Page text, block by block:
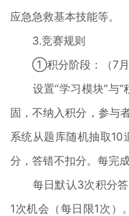
应急急救基本技能等。
3.竞赛规则
①积分阶段：（7月
设置“学习模块”与“
固，不纳入积分，参与
系统从题库随机抽取
分，答错不扣分。每完
每日默认3次积分答
1次机会（每日限1次